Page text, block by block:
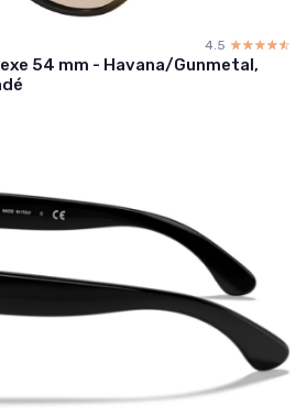
4.5 ☆☆☆☆☆
★★★★★
54 mm - Havana/Gunmetal,